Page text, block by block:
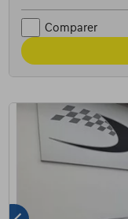
Comparer